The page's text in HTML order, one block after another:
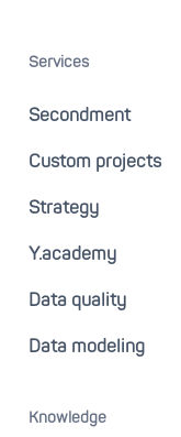
Services
Secondment
Custom projects
Strategy
Y.academy
Data quality
Data modeling
Knowledge